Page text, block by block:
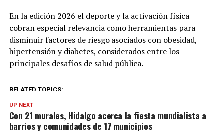
En la edición 2026 el deporte y la activación física
cobran especial relevancia como herramientas para
disminuir factores de riesgo asociados con obesidad,
hipertensión y diabetes, considerados entre los
principales desafíos de salud pública.
RELATED TOPICS:
UP NEXT
Con 21 murales, Hidalgo acerca la fiesta mundialista a
barrios y comunidades de 17 municipios